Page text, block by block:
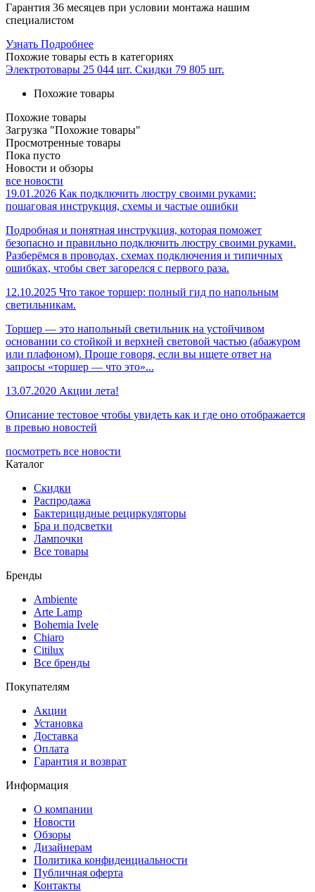
Гарантия 36 месяцев при условии монтажа нашим
специалистом
Узнать Подробнее
Похожие товары есть в категориях
Электротовары 25 044 шт. Скидки 79 805 шт.
Похожие товары
Похожие товары
Загрузка "Похожие товары"
Просмотренные товары
Пока пусто
Новости и обзоры
все новости
19.01.2026 Как подключить люстру своими руками:
пошаговая инструкция, схемы и частые ошибки
Подробная и понятная инструкция, которая поможет
безопасно и правильно подключить люстру своими руками.
Разберёмся в проводах, схемах подключения и типичных
ошибках, чтобы свет загорелся с первого раза.
12.10.2025 Что такое торшер: полный гид по напольным
светильникам.
Торшер — это напольный светильник на устойчивом
основании со стойкой и верхней световой частью (абажуром
или плафоном). Проще говоря, если вы ищете ответ на
запросы «торшер — что это»...
13.07.2020 Акции лета!
Описание тестовое чтобы увидеть как и где оно отображается
в превью новостей
посмотреть все новости
Каталог
Скидки
Распродажа
Бактерицидные рециркуляторы
Бра и подсветки
Лампочки
Все товары
Бренды
Ambiente
Arte Lamp
Bohemia Ivele
Chiaro
Citilux
Все бренды
Покупателям
Акции
Установка
Доставка
Оплата
Гарантия и возврат
Информация
О компании
Новости
Обзоры
Дизайнерам
Политика конфиденциальности
Публичная оферта
Контакты